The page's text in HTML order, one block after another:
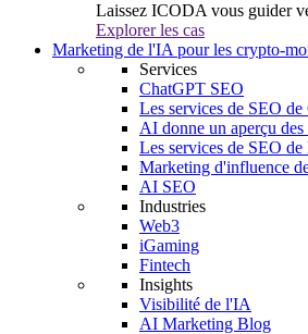
Laissez ICODA vous guider
Explorer les cas
Marketing de l'IA pour les crypto-
Services
ChatGPT SEO
Les services de SEO
AI donne un aperçu
Les services de SEO
Marketing d'influence
AI SEO
Industries
Web3
iGaming
Fintech
Insights
Visibilité de l'IA
AI Marketing Blog